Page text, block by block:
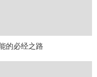
的必经之路